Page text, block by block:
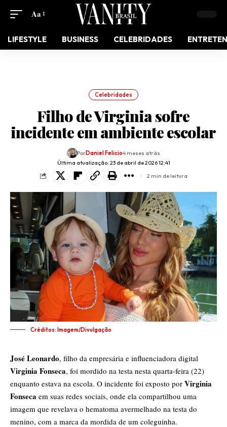
Aa
LIFESTYLE BUSINESS CELEBRIDADES
Celebridades
Filho de Virginia sofre
incidente em ambiente escolar
Última atualização: 23 de abril de 2026 12:41
PorDaniel Felicio4 meses atrás
2 min de leitura
Créditos: Imagem/Divulgação
José Leonardo, filho da empresária e influenciadora digital
Virginia Fonseca, foi mordido na testa nesta quarta-feira (22)
enquanto estava na escola. O incidente foi exposto por Virginia
Fonseca em suas redes sociais, onde ela compartilhou uma
imagem que revelava o hematoma avermelhado na testa do
menino, com a marca da mordida de um coleguinha.